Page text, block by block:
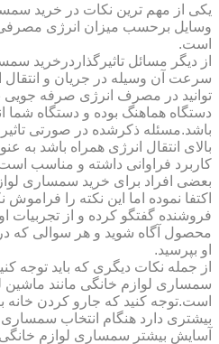
یکی از مهم ترین نکات در خرید
وسایل برحسب میزان انرژی مصرفی
است.
از دیگر مسائل تاثیرگذاردرخرید
سرعت آن وسیله در جریان و
توانید در مصرف انرژی صرفه جویی
دستگاه هماهنگ بوده و دستگاه شما
باشد.مسئله ذکرشده در صورتی
بالای انتقال انرژی همراه باشد به
کاربرد فراوانی داشته و مناسب
بعضی افراد برای خرید سمساری
اکتفا نموده اما این نکته را فراموش
فروشنده گفتگو کرده و از تجربیات
محصول آگاه شوید و هر سوالی که
او بپرسید.
از جمله نکات دیگری که باید توجه
سمساری لوازم خانگی مانند
است.توجه کنید که جارو کردن
بیشتری دارد هنگام انتخاب
آسایش بیشتر سمساری لوازم